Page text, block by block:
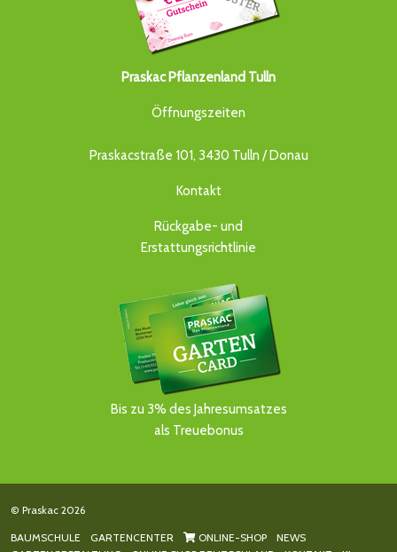
Praskac Pflanzenland Tulln
Öffnungszeiten
Praskacstraße 101, 3430 Tulln / Donau
Kontakt
Rückgabe- und
Erstattungsrichtlinie
Bis zu 3% des Jahresumsatzes
als Treuebonus
© Praskac 2026
BAUMSCHULE GARTENCENTER ONLINE-SHOP
NEWS